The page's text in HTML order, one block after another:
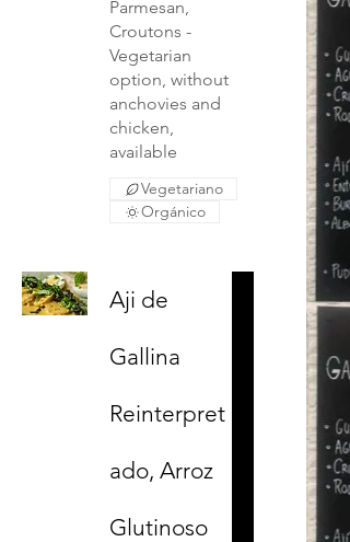
Parmesan,
Croutons -
Vegetarian
option, without
anchovies and
chicken,
Vegetariano
Orgánico
Aji de
Gallina
Reinterpret
ado, Arroz
Glutinoso